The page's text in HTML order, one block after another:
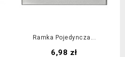
Ramka Pojedyncza...
Cena
6,98 zł